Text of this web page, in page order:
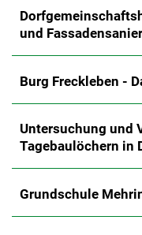
und
Burg Freckleben -
Untersuchung und
Tagebaulöchern in
Grundschule